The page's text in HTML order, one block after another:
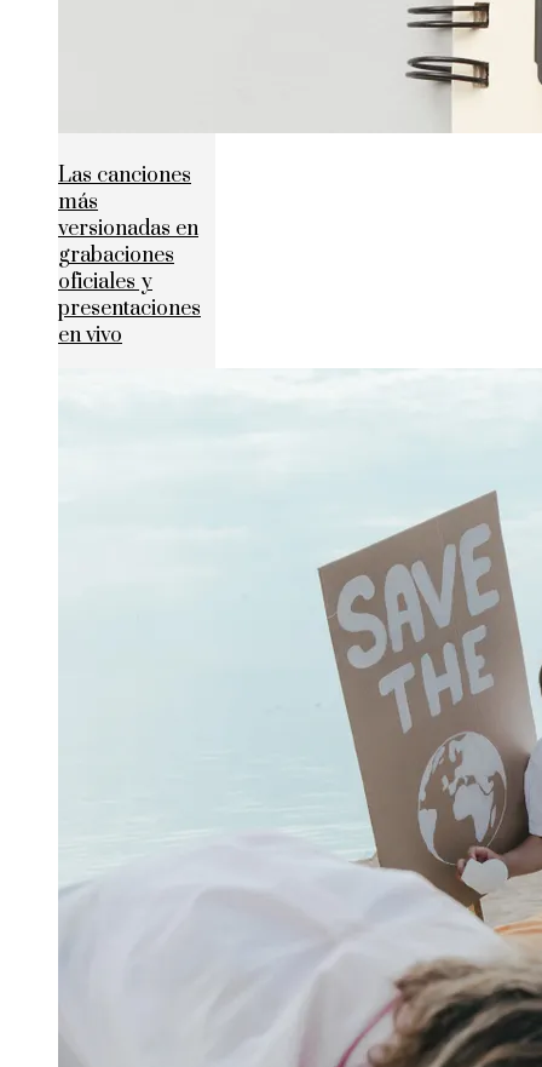
Las canciones
más
versionadas en
grabaciones
oficiales y
presentaciones
en vivo